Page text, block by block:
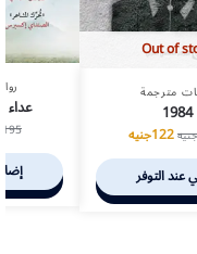
Out of
مترجمة
1984
جنيه122جنيه
عند التوفر
عداء
195